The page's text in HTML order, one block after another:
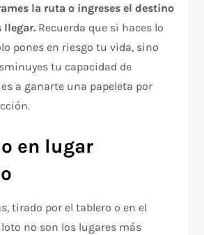
la ruta o ingreses el destino
llegar. Recuerda que si haces lo
pones en riesgo tu vida, sino
tu capacidad de
a ganarte una papeleta por
en lugar
tirado por el tablero o en el
no son los lugares más